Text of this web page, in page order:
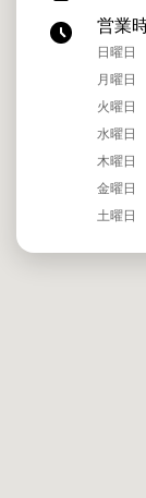
営業
日曜日
月曜日
火曜日
水曜日
木曜日
金曜日
土曜日